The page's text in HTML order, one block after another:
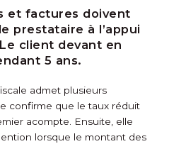
et factures doivent
prestataire à l’appui
client devant en
5 ans.
admet plusieurs
confirme que le taux réduit
acompte. Ensuite, elle
lorsque le montant des